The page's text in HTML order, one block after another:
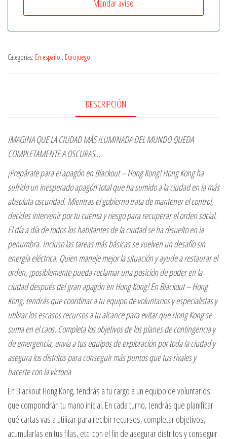
Categorías: En español, Eurojuego
DESCRIPCIÓN
IMAGINA QUE LA CIUDAD MÁS ILUMINADA DEL MUNDO QUEDA
COMPLETAMENTE A OSCURAS…
¡Prepárate para el apagón en Blackout – Hong Kong! Hong Kong ha
sufrido un inesperado apagón total que ha sumido a la ciudad en la más
absoluta oscuridad. Mientras el gobierno trata de mantener el control,
decides intervenir por tu cuenta y riesgo para recuperar el orden social.
El día a día de todos los habitantes de la ciudad se ha disuelto en la
penumbra. Incluso las tareas más básicas se vuelven un desafío sin
energía eléctrica. Quien maneje mejor la situación y ayude a restaurar el
orden, ¡posiblemente pueda reclamar una posición de poder en la
ciudad después del gran apagón en Hong Kong! En Blackout – Hong
Kong, tendrás que coordinar a tu equipo de voluntarios y especialistas y
utilizar los escasos recursos a tu alcance para evitar que Hong Kong se
suma en el caos. Completa los objetivos de los planes de contingencia y
de emergencia, envía a tus equipos de exploración por toda la ciudad y
asegura los distritos para conseguir más puntos que tus rivales y
hacerte con la victoria
En Blackout Hong Kong, tendrás a tu cargo a un equipo de voluntarios
que compondrán tu mano inicial. En cada turno, tendrás que planificar
qué cartas vas a utilizar para recibir recursos, completar objetivos,
acumularlas en tus filas, etc. con el fin de asegurar distritos y conseguir